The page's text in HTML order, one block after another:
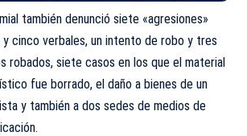
también denunció siete «agresiones»
cinco verbales, un intento de robo y tres
robados, siete casos en los que el material
fue borrado, el daño a bienes de un
y también a dos sedes de medios de